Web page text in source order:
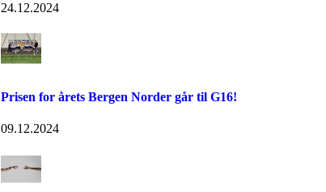
24.12.2024
Prisen for årets Bergen Norder går til G16!
09.12.2024